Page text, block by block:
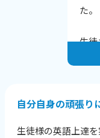
た。
生徒
レ
達
を
自分自身の頑張り
生徒様の英語上達